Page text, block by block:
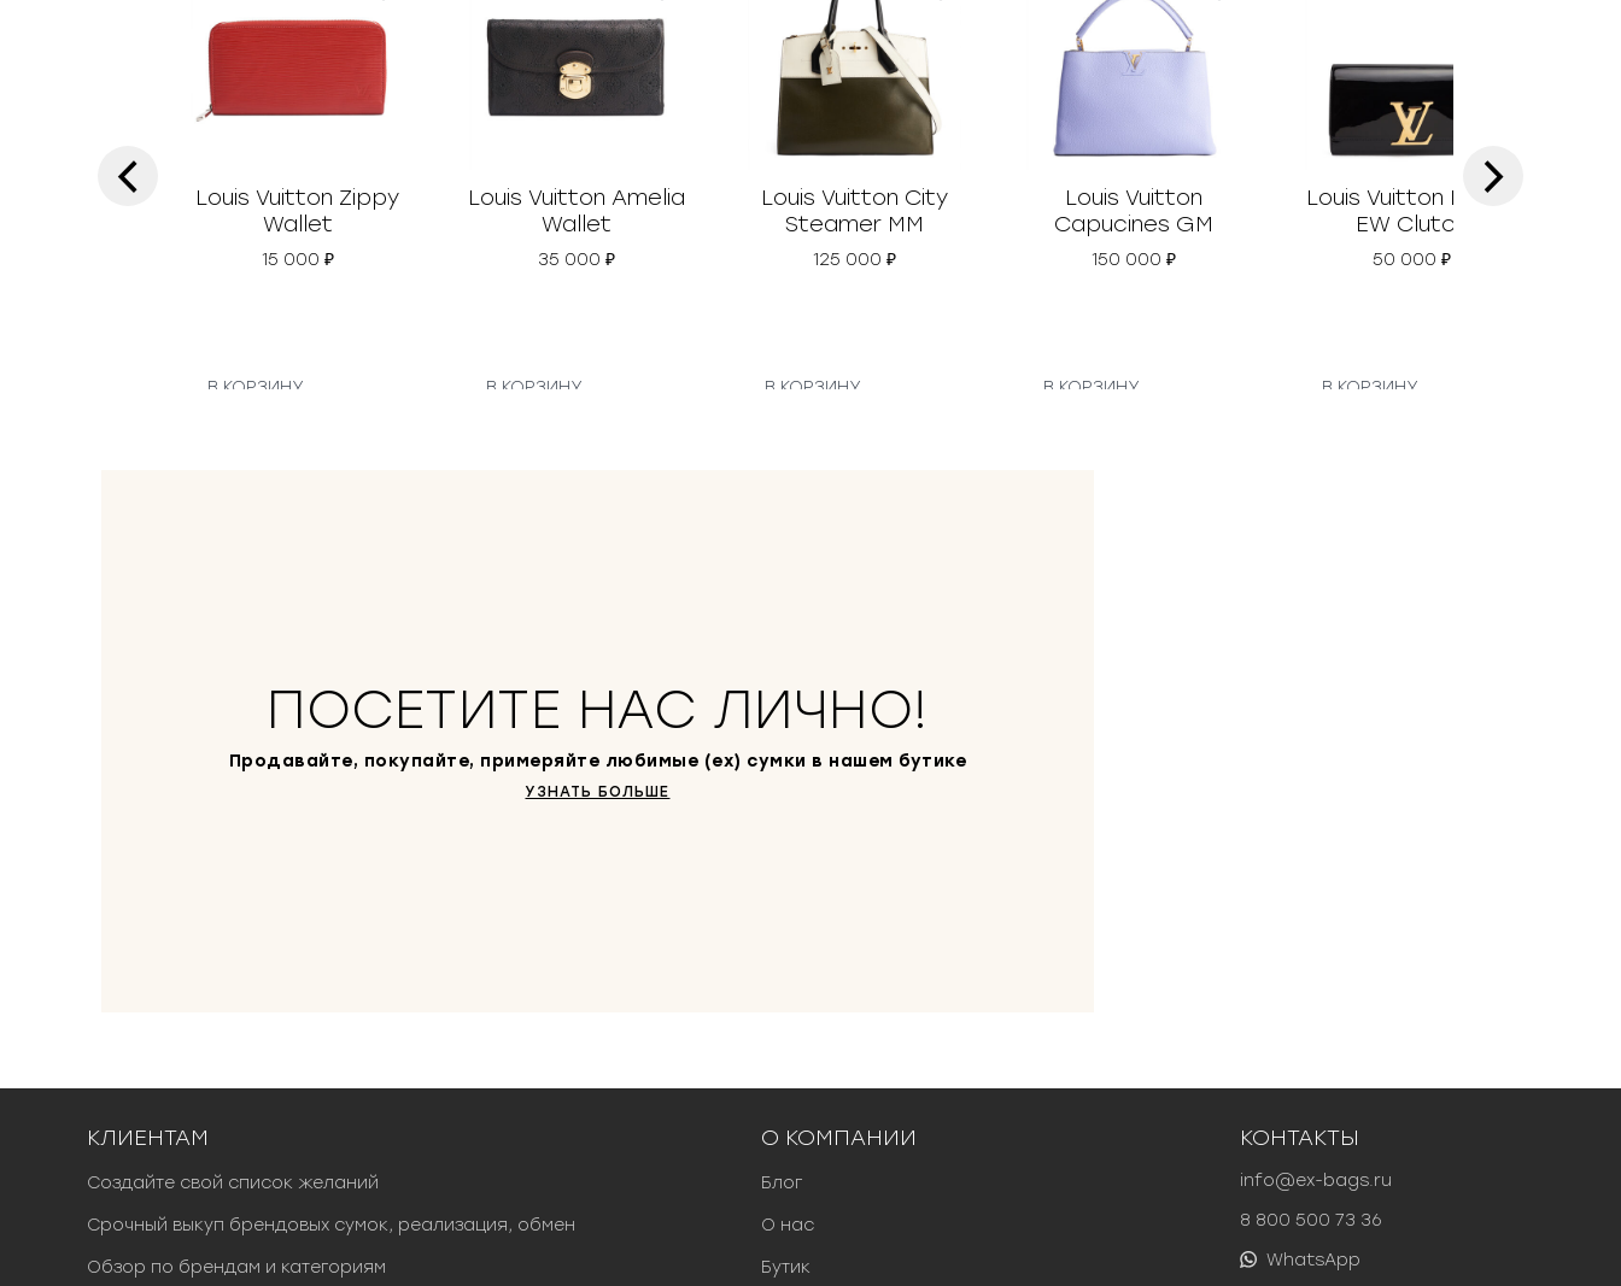
Louis Vuitton Zippy
Wallet
15 000 ₽
В КОРЗИНУ
Louis Vuitton Amelia
Wallet
35 000 ₽
В КОРЗИНУ
Louis Vuitton City
Steamer MM
125 000₽
В КОРЗИНУ
Louis Vuitton
Capucines GM
150 000 ₽
В КОРЗИНУ
Louis Vuitton Louise
EW Clutch
50 000₽
В КОРЗИНУ
‹ ›
ПОСЕТИТЕ НАС ЛИЧНО!
Продавайте, покупайте, примеряйте любимые (ex) сумки в нашем бутике
УЗНАТЬ БОЛЬШЕ
КЛИЕНТАМ
Создайте свой список желаний
Срочный выкуп брендовых сумок, реализация, обмен
Обзор по брендам и категориям
О КОМПАНИИ
Блог
О нас
Бутик
КОНТАКТЫ
info@ex-bags.ru
8 800 500 73 36
WhatsApp